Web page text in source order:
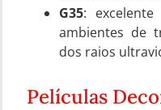
G35:
ambientes de
dos raios
Películas